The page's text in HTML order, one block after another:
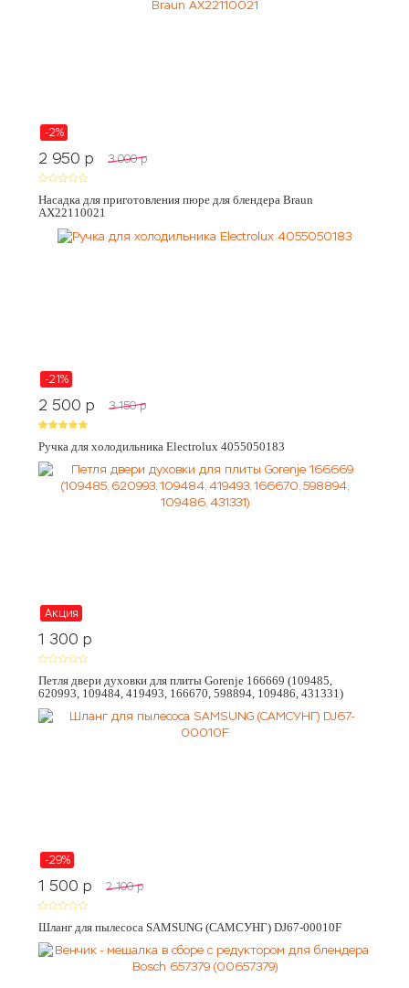
-2%
2 950 p 3 000 p
Насадка для приготовления пюре для блендера Braun
AX22110021
-21%
2 500 p 3 150 p
Ручка для холодильника Electrolux 4055050183
Акция
1 300 p
Петля двери духовки для плиты Gorenje 166669 (109485,
620993, 109484, 419493, 166670, 598894, 109486, 431331)
-29%
1 500 p 2 100 p
Шланг для пылесоса SAMSUNG (САМСУНГ) DJ67-00010F